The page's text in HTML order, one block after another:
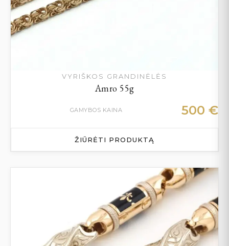
VYRIŠKOS GRANDINĖLĖS
Amro 55g
GAMYBOS KAINA 500 €
ŽIŪRĖTI PRODUKTĄ